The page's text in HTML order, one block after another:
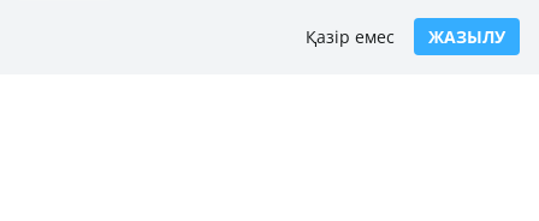
ақпараттандыру және ақпарат комитетімен 2019 жылдың
ЖАЗЫЛУ
Қазір емес